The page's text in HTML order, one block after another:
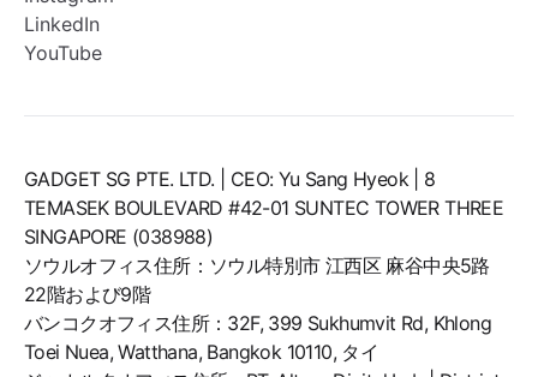
LinkedIn
YouTube
GADGET SG PTE. LTD. | CEO: Yu Sang Hyeok | 8
TEMASEK BOULEVARD #42-01 SUNTEC TOWER THREE
SINGAPORE (038988)
ソウルオフィス住所：ソウル特別市 江西区 麻谷中央5路
22階および9階
バンコクオフィス住所：32F, 399 Sukhumvit Rd, Khlong
Toei Nuea, Watthana, Bangkok 10110, タイ